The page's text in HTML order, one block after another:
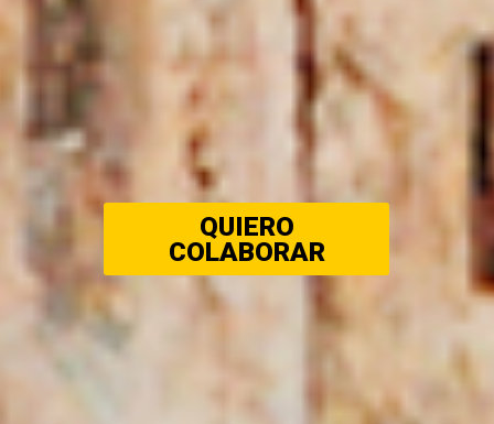
QUIERO
COLABORAR